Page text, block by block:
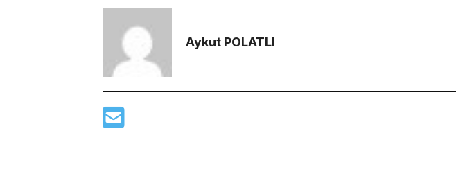
Aykut POLATLI